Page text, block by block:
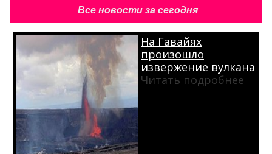
Все новости за сегодня
На Гавайях
произошло
извержение вулкана
Читать подробнее